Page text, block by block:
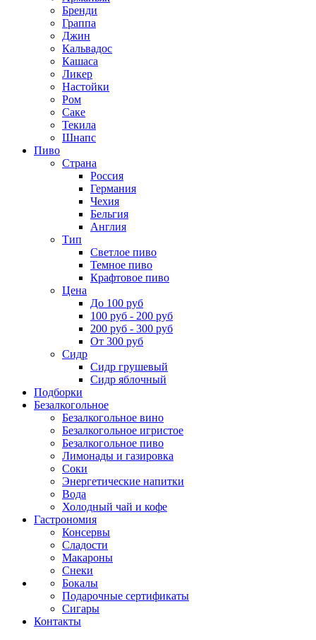
Бренди
Граппа
Джин
Кальвадос
Кашаса
Ликер
Настойки
Ром
Саке
Текила
Шнапс
Пиво
Страна
Россия
Германия
Чехия
Бельгия
Англия
Тип
Светлое пиво
Темное пиво
Крафтовое пиво
Цена
До 100 руб
100 руб - 200 руб
200 руб - 300 руб
От 300 руб
Сидр
Сидр грушевый
Сидр яблочный
Подборки
Безалкогольное
Безалкогольное вино
Безалкогольное игристое
Безалкогольное пиво
Лимонады и газировка
Соки
Энергетические напитки
Вода
Холодный чай и кофе
Гастрономия
Консервы
Сладости
Макароны
Снеки
Бокалы
Подарочные сертификаты
Сигары
Контакты